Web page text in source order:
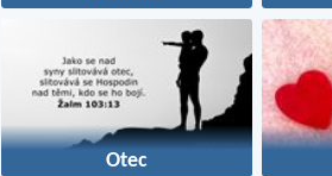
Otec